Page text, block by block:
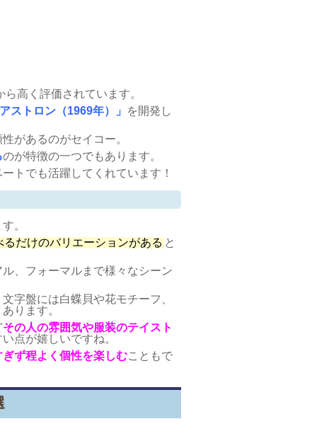
ら高く評価されています。
ストロン（1969年）」
を開発し
があるのがセイコー。
のが特徴の一つでもあります。
トでも活躍してくれています！
。
だけのバリエーションがある と
、フォーマルまで様々なシーン
字盤には白蝶貝や花モチーフ、
ります。
その人の雰囲気や服装のテイスト
点が嬉しいですね。
ぎず程よく個性を楽しむこともで